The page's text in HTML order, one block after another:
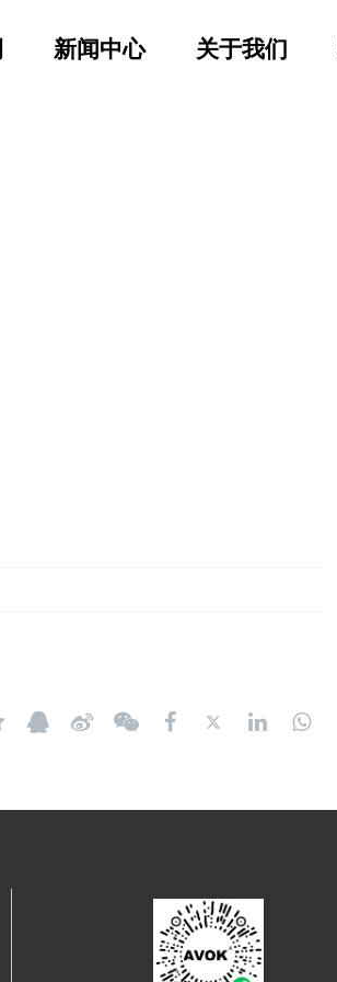
新闻中心 关于我们